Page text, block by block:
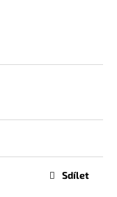
Sdílet